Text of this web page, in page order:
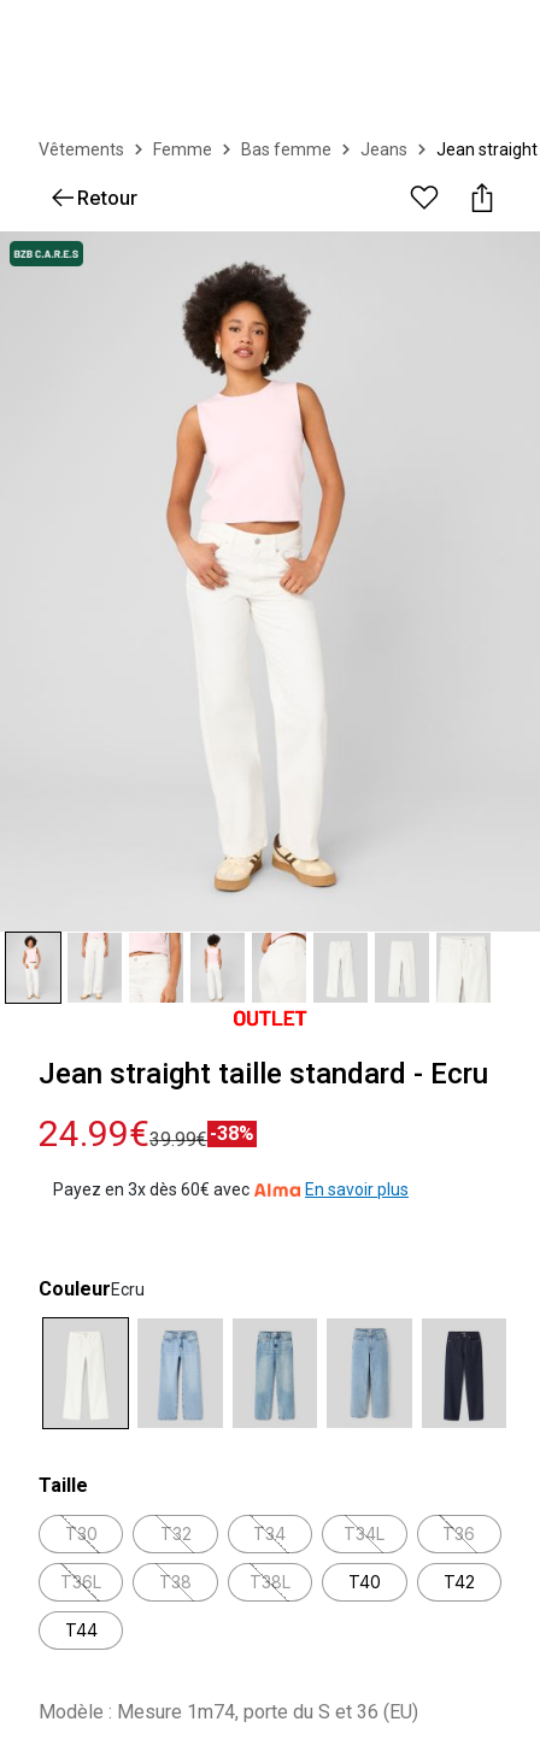
Vêtements Femme Bas femme Jeans Jean
Retour
Jean straight taille standard - Ecru
24.99€39.99€-38%
Payez en 3x dès 60€ avec En savoir plus
CouleurEcru
Taille
T30 T32 T34 T34L T36
T36L T38 T38L T40 T42
T44
Modèle : Mesure 1m74, porte du S et 36 (EU)